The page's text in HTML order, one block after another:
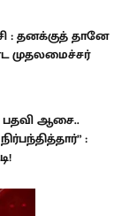
: தனக்குத் தானே
முதலமைச்சர்
ஆசை..
: